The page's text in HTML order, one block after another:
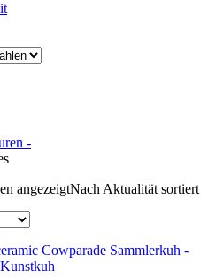
-
angezeigtNach Aktualität sortiert